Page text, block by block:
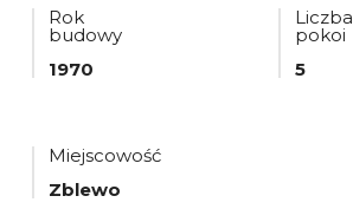
Rok
budowy
1970
Liczba
pokoi
5
Miejscowość
Zblewo